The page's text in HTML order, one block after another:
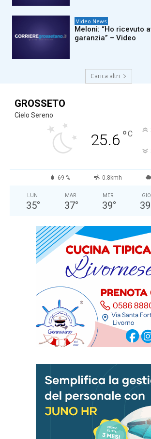
Video News
Meloni: “Ho ricevuto
garanzia” – Video
Carica altri
GROSSETO
Cielo Sereno
25.6 °C
69 % 0.8kmh
LUN
35°
MAR
37°
MER
39°
GIO
39